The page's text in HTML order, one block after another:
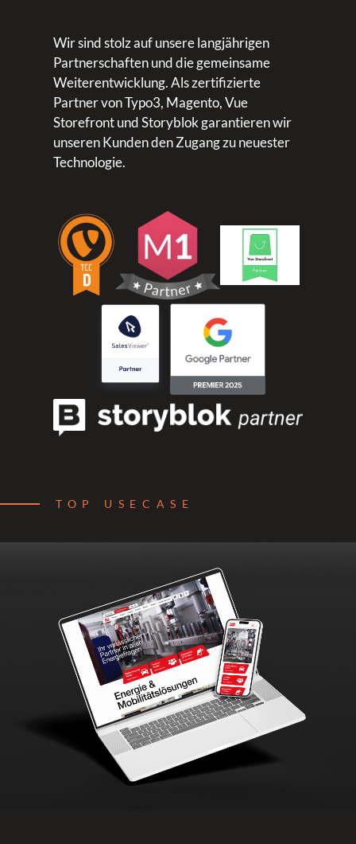
Wir sind stolz auf unsere langjährigen
Partnerschaften und die gemeinsame
Weiterentwicklung. Als zertifizierte
Partner von Typo3, Magento, Vue
Storefront und Storyblok garantieren wir
unseren Kunden den Zugang zu neuester
Technologie.
TOP USECASE